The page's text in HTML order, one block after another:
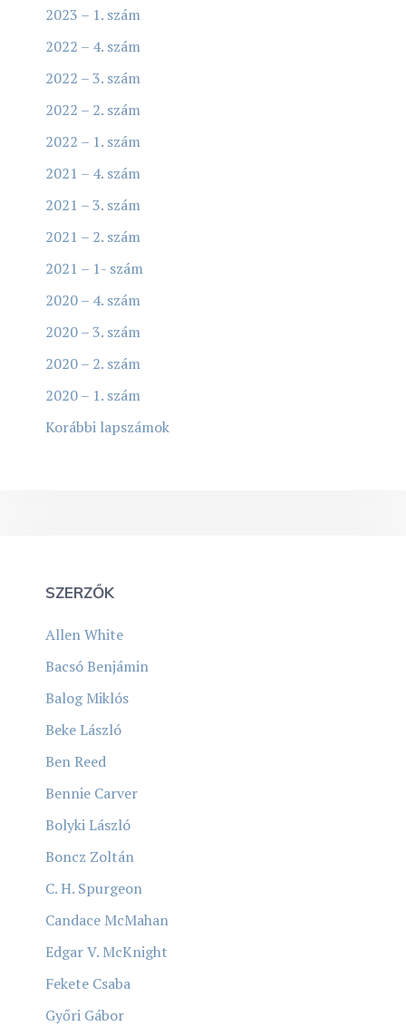
2023 – 1. szám
2022 – 4. szám
2022 – 3. szám
2022 – 2. szám
2022 – 1. szám
2021 – 4. szám
2021 – 3. szám
2021 – 2. szám
2021 – 1- szám
2020 – 4. szám
2020 – 3. szám
2020 – 2. szám
2020 – 1. szám
Korábbi lapszámok
SZERZŐK
Allen White
Bacsó Benjámin
Balog Miklós
Beke László
Ben Reed
Bennie Carver
Bolyki László
Boncz Zoltán
C. H. Spurgeon
Candace McMahan
Edgar V. McKnight
Fekete Csaba
Győri Gábor